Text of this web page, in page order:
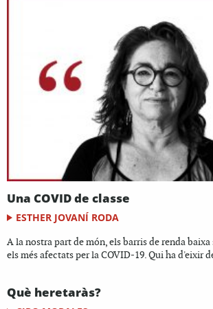
Una COVID de classe
ESTHER JOVANÍ RODA
A la nostra part de món, els barris de renda
els més afectats per la COVID-19. Qui ha d'eixir
Què heretaràs?